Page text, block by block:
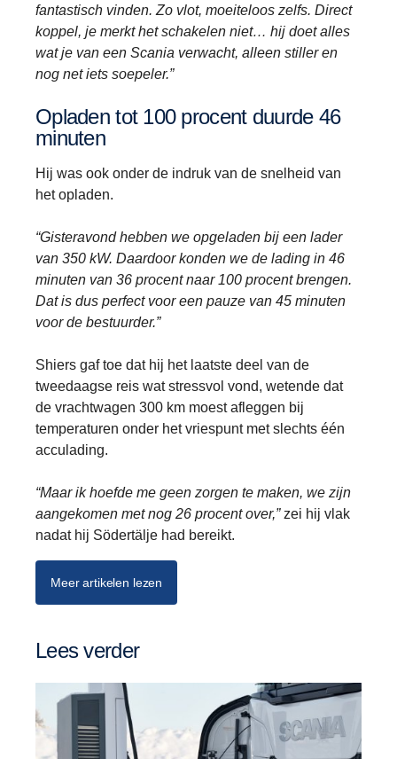
fantastisch vinden. Zo vlot, moeiteloos zelfs. Direct
koppel, je merkt het schakelen niet… hij doet alles
wat je van een Scania verwacht, alleen stiller en
nog net iets soepeler.”
Opladen tot 100 procent duurde 46
minuten
Hij was ook onder de indruk van de snelheid van
het opladen.
“Gisteravond hebben we opgeladen bij een lader
van 350 kW. Daardoor konden we de lading in 46
minuten van 36 procent naar 100 procent brengen.
Dat is dus perfect voor een pauze van 45 minuten
voor de bestuurder.”
Shiers gaf toe dat hij het laatste deel van de
tweedaagse reis wat stressvol vond, wetende dat
de vrachtwagen 300 km moest afleggen bij
temperaturen onder het vriespunt met slechts één
acculading.
“Maar ik hoefde me geen zorgen te maken, we zijn
aangekomen met nog 26 procent over,”zei hij vlak
nadat hij Södertälje had bereikt.
Meer artikelen lezen
Lees verder